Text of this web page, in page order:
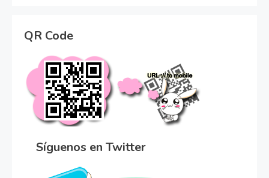
QR Code
Síguenos en Twitter